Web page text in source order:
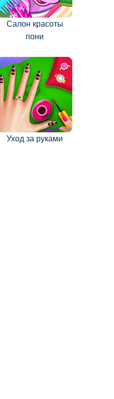
Салон красоты
пони
Уход за руками